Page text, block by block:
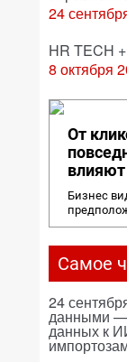
24
HR
8 октября
От
Бизнес
Самое
24
данными —
данных к